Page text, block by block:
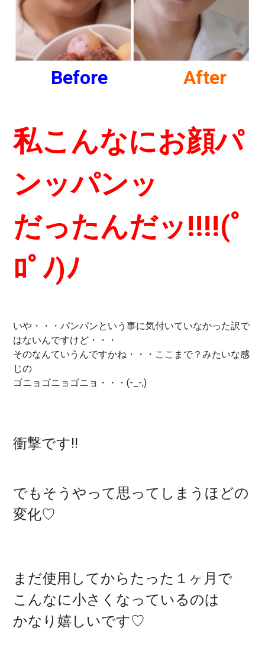
Before After
私こんなにお顔パ
ンッパンッ
だったんだッ!!!!(ﾟ
ﾛﾟﾉ)ﾉ
いや・・・パンパンという事に気付いていなかった訳で
はないんですけど・・・
そのなんていうんですかね・・・ここまで？みたいな感
じの
ゴニョゴニョゴニョ・・・(-_-;)
衝撃です!!
でもそうやって思ってしまうほどの
変化♡
まだ使用してからたった１ヶ月で
こんなに小さくなっているのは
かなり嬉しいです♡